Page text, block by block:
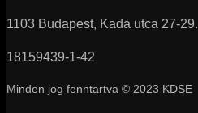
1103 Budapest, Kada utca 27-29.
18159439-1-42
Minden jog fenntartva © 2023 KDSE